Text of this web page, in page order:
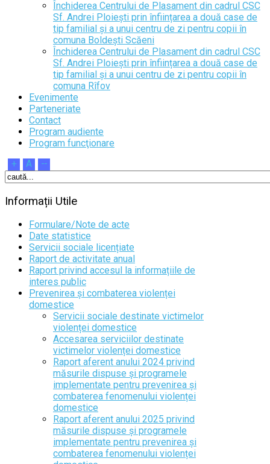
Închiderea Centrului de Plasament din cadrul CSC
Sf. Andrei Ploiești prin înființarea a două case de
tip familial și a unui centru de zi pentru copii în
comuna Boldești Scăeni
Închiderea Centrului de Plasament din cadrul CSC
Sf. Andrei Ploiești prin înființarea a două case de
tip familial și a unui centru de zi pentru copii în
comuna Rîfov
Evenimente
Parteneriate
Contact
Program audiente
Program funcţionare
+
A --
Informații Utile
Formulare/Note de acte
Date statistice
Servicii sociale licențiate
Raport de activitate anual
Raport privind accesul la informațiile de
interes public
Prevenirea și combaterea violenței
domestice
Servicii sociale destinate victimelor
violenței domestice
Accesarea serviciilor destinate
victimelor violenței domestice
Raport aferent anului 2024 privind
măsurile dispuse și programele
implementate pentru prevenirea și
combaterea fenomenului violenței
domestice
Raport aferent anului 2025 privind
măsurile dispuse și programele
implementate pentru prevenirea și
combaterea fenomenului violenței